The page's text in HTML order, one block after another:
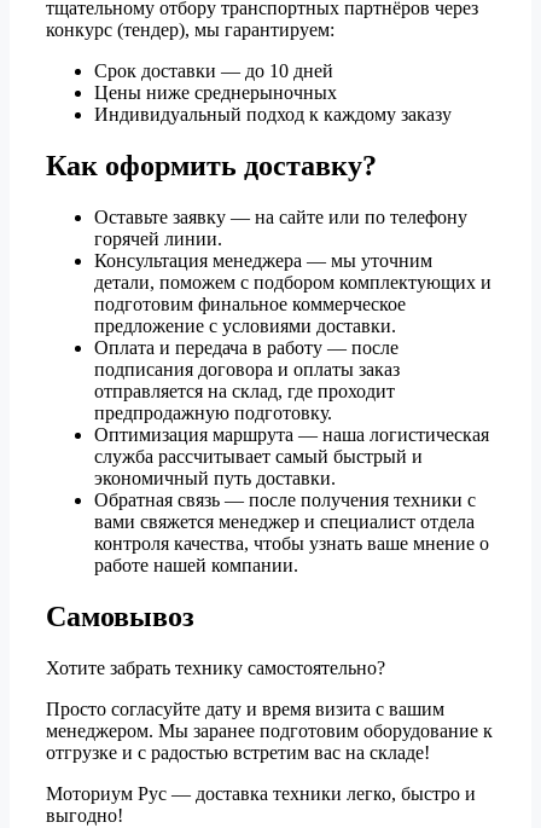
тщательному отбору транспортных партнёров через
конкурс (тендер), мы гарантируем:
Срок доставки — до 10 дней
Цены ниже среднерыночных
Индивидуальный подход к каждому заказу
Как оформить доставку?
Оставьте заявку — на сайте или по телефону
горячей линии.
Консультация менеджера — мы уточним
детали, поможем с подбором комплектующих и
подготовим финальное коммерческое
предложение с условиями доставки.
Оплата и передача в работу — после
подписания договора и оплаты заказ
отправляется на склад, где проходит
предпродажную подготовку.
Оптимизация маршрута — наша логистическая
служба рассчитывает самый быстрый и
экономичный путь доставки.
Обратная связь — после получения техники с
вами свяжется менеджер и специалист отдела
контроля качества, чтобы узнать ваше мнение о
работе нашей компании.
Самовывоз
Хотите забрать технику самостоятельно?
Просто согласуйте дату и время визита с вашим
менеджером. Мы заранее подготовим оборудование к
отгрузке и с радостью встретим вас на складе!
Моториум Рус — доставка техники легко, быстро и
выгодно!